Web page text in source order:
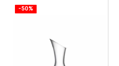
-50%